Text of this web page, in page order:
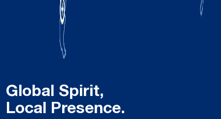
Global Spirit,
Local Presence.